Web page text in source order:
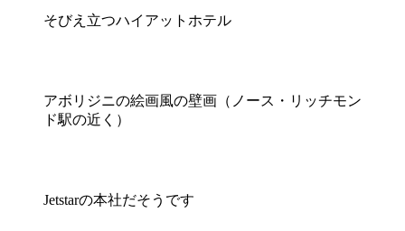
そびえ立つハイアットホテル
アボリジニの絵画風の壁画（ノース・リッチモン
ド駅の近く）
Jetstarの本社だそうです